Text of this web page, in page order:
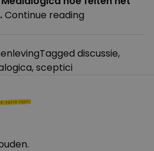
Continue reading
en
Tagged discussie,
,sceptici